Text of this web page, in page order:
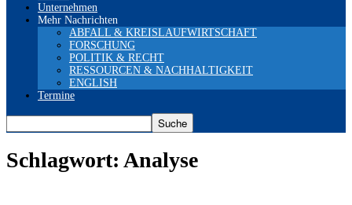
Unternehmen
Mehr Nachrichten
ABFALL & KREISLAUFWIRTSCHAFT
FORSCHUNG
POLITIK & RECHT
RESSOURCEN & NACHHALTIGKEIT
ENGLISH
Termine
Schlagwort: Analyse